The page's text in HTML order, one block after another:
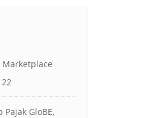
Marketplace
Pajak GloBE,